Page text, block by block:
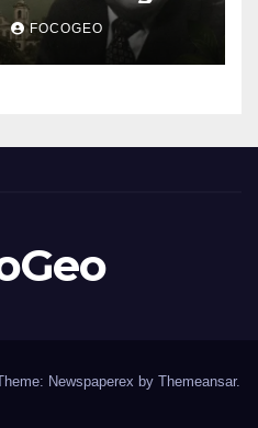
e sua
entender a
FOCOGEO
Newspaperex by Themeansar.